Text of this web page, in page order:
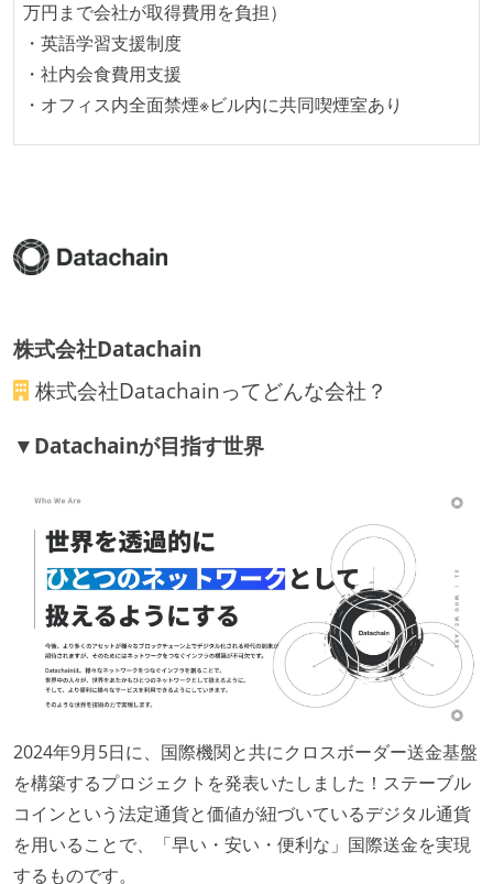
機能の実装と同時にテストコードを記述している
想定される複数環境での品質チェックを義務づけてい
る
アジャイル実践状況
に準じるチーム内の打ち合わせを行っている
タスク見積もりの単位には絶対量（人日など）ではな
く相対ポイントを用い、極力複数人の意見を調整する
形で行っている
ワークフローの整備
全てのコードをバージョン管理ツールで管理している
各メンバーが実装したコードのマージは Pull Request
ベースで行われる
自動（＝システム化され、1コマンドで実行できる）
ビルド、自動デプロイ環境が整備されている
コードによるインフラ構成管理（Infrastructure as
Code）の環境が整備されている
人事情報や秘匿性の高い内容を除いて、経営陣やマネ
ージャー以上の会議での議事録が社員にも公開されて
いる
KPI などチームの目標・実績値について、メンバーの
万円まで会社が取得費用を負担）
・英語学習支援制度
・社内会食費用支援
・オフィス内全面禁煙※ビル内に共同喫煙室あり
株式会社Datachain
株式会社Datachainってどんな会社？
▼Datachainが目指す世界
2024年9月5日に、国際機関と共にクロスボーダー送金基盤
を構築するプロジェクトを発表いたしました！ステーブル
コインという法定通貨と価値が紐づいているデジタル通貨
を用いることで、「早い・安い・便利な」国際送金を実現
するものです。